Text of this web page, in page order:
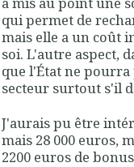
qui permet de
mais elle a un coût
soi. L'autre aspect,
que l'État ne
secteur surtout s'il
J'aurais pu être
mais 28 000 euros,
2200 euros de